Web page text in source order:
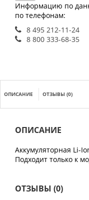
Информацию по
по телефонам:
8 495 212-11-24
8 800 333-68-35
ОПИСАНИЕ ОТЗЫВЫ (0)
ОПИСАНИЕ
Аккумуляторная Li-
Подходит только к
ОТЗЫВЫ (0)